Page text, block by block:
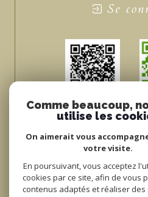
Se
Nous
Comme beaucoup,
utilise les
On aimerait vous
votre visite.
En poursuivant, vous acceptez
cookies par ce site, afin de vous
contenus adaptés et réaliser des